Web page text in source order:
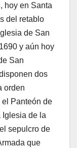
hoy en Santa
del retablo
de San
y aún hoy
San
dos
orden
el Panteón de
Iglesia de la
sepulcro de
que